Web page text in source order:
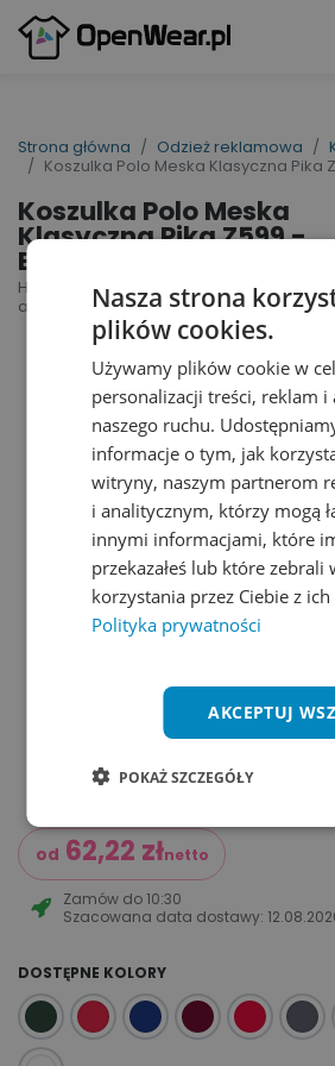
Strona główna Odzież reklamowa
Koszulka Polo Meska Klasyczna Pika
Koszulka Polo Meska
Klasyczna Pika Z599 -
Black
Hardwearing Polycotton Polo | nr art.:
art. producenta: R-599M-0
od 62,22 złnetto
Zamów do 10:30
Szacowana data dostawy:
DOSTĘPNE KOLORY
Nasza strona
plików cookies.
Używamy plików cookie w
personalizacji treści, reklam i
naszego ruchu.
informacje o tym, jak
witryny, naszym partnerom
i analitycznym, którzy mogą
innymi informacjami, które
przekazałeś lub które zebrali
korzystania przez Ciebie z ich
Polityka prywatności
AKCEPTUJ
POKAŻ SZCZEGÓŁY